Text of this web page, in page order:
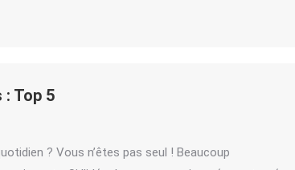
Top 5
? Vous n’êtes pas seul ! Beaucoup